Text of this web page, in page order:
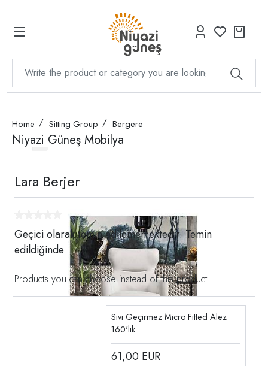
Home Sitting Group Bergere
Niyazi Güneş Mobilya
Lara Berjer
Geçici olarak temin edilememektedir. Temin
edildiğinde
Products you can choose instead of this product
Sıvı Geçirmez Micro Fitted Alez
160'lık
61,00 EUR